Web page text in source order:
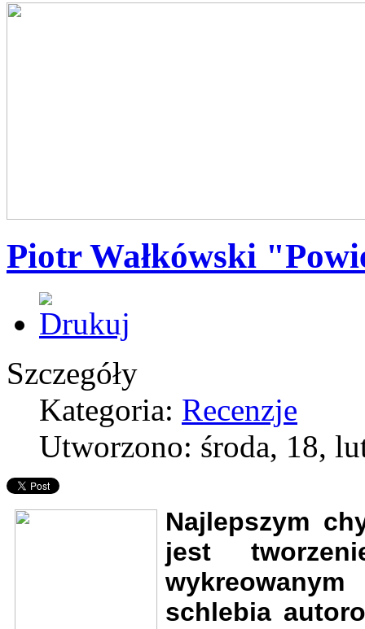
Piotr Wałkówski
Szczegóły
Kategoria: Recenzje
Utworzono: środa, 18,
Najlepszym
jest
schlebia